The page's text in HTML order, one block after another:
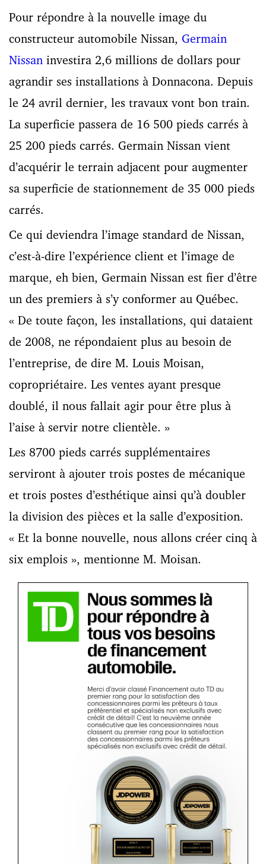
Pour répondre à la nouvelle image du
constructeur automobile Nissan, Germain
Nissan investira 2,6 millions de dollars pour
agrandir ses installations à Donnacona. Depuis
le 24 avril dernier, les travaux vont bon train.
La superficie passera de 16 500 pieds carrés à
25 200 pieds carrés. Germain Nissan vient
d’acquérir le terrain adjacent pour augmenter
sa superficie de stationnement de 35 000 pieds
carrés.
Ce qui deviendra l’image standard de Nissan,
c’est-à-dire l’expérience client et l’image de
marque, eh bien, Germain Nissan est fier d’être
un des premiers à s’y conformer au Québec.
« De toute façon, les installations, qui dataient
de 2008, ne répondaient plus au besoin de
l’entreprise, de dire M. Louis Moisan,
copropriétaire. Les ventes ayant presque
doublé, il nous fallait agir pour être plus à
l’aise à servir notre clientèle. »
Les 8700 pieds carrés supplémentaires
serviront à ajouter trois postes de mécanique
et trois postes d’esthétique ainsi qu’à doubler
la division des pièces et la salle d’exposition.
« Et la bonne nouvelle, nous allons créer cinq à
six emplois », mentionne M. Moisan.